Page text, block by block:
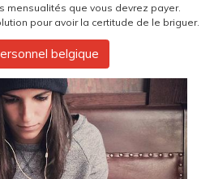
mensualités que vous devrez payer.
pour avoir la certitude de le briguer.
belgique